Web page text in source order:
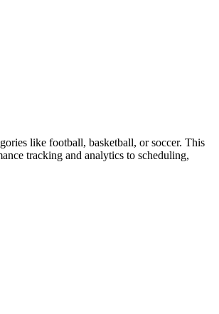
like football, basketball, or soccer. This
tracking and analytics to scheduling,